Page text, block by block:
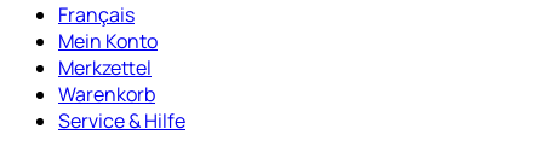
Français
Mein Konto
Merkzettel
Warenkorb
Service & Hilfe